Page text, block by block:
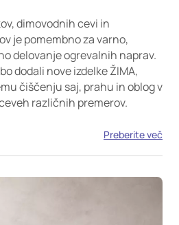
dimovodnih cevi in
je pomembno za varno,
delovanje ogrevalnih naprav.
dodali nove izdelke ŽIMA,
čiščenju saj, prahu in oblog v
različnih premerov.
Preberite več